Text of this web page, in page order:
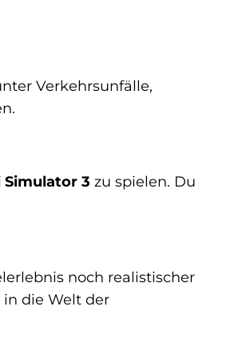
Verkehrsunfälle,
3 zu spielen. Du
noch realistischer
die Welt der